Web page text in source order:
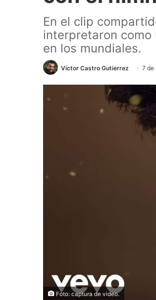
En el clip
interpretaron
en los mundiales.
Víctor Castro Gutierrez 7 de
Foto: captura de video.